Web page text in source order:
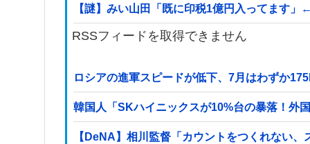
【謎】みい山田「既に印税1億円入ってます
RSSフィードを取得できません
ロシアの進軍スピードが低下、7月はわずか
韓国人「SKハイニックスが10%台の暴落！外
【DeNA】相川監督「カウントをつくれない